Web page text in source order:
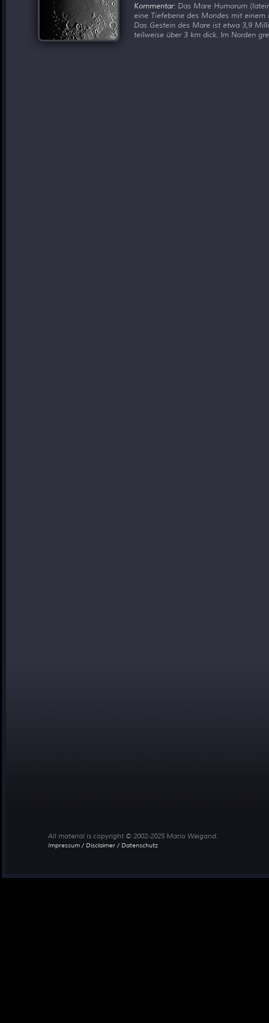
Kommentar: Das Mare Humorum
eine Tiefebene des Mondes mit
Das Gestein des Mare ist etwa 3,9
teilweise über 3 km dick. Im Norden
All material is copyright © 2002-2025 Mario Weigand.
Impressum / Disclaimer / Datenschutz